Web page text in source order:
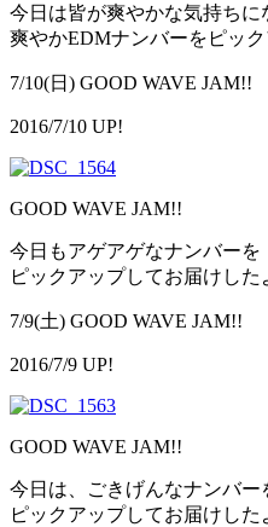
今日は皆が爽やかな気持ちに
爽やかEDMナンバーをピッ
7/10(日) GOOD WAVE JAM!!
2016/7/10 UP!
GOOD WAVE JAM!!
今日もアゲアゲなナンバーを
ピックアップしてお届けした
7/9(土) GOOD WAVE JAM!!
2016/7/9 UP!
GOOD WAVE JAM!!
今日は、ごきげんなナンバー
ピックアップしてお届けした